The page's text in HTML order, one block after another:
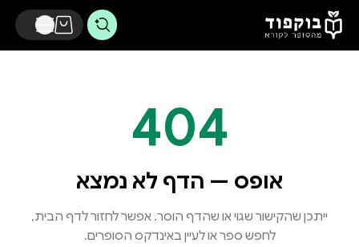
דלג לתוכן הראשי
404
אופס — הדף לא נמצא
ייתכן שהקישור שגוי או שהדף הוסר. אפשר לחזור לדף הבית,
לחפש ספר או לעיין באינדקס הסופרים.